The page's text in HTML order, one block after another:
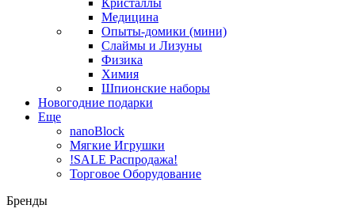
Кристаллы
Медицина
Опыты-домики (мини)
Слаймы и Лизуны
Физика
Химия
Шпионские наборы
Новогодние подарки
Еще
nanoBlock
Мягкие Игрушки
!SALE Распродажа!
Торговое Оборудование
Бренды